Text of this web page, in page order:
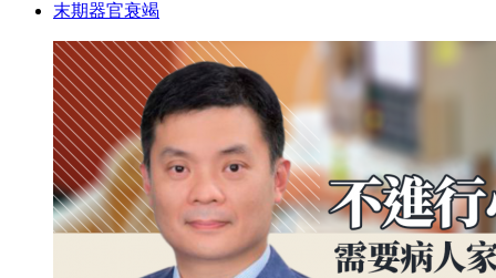
末期器官衰竭